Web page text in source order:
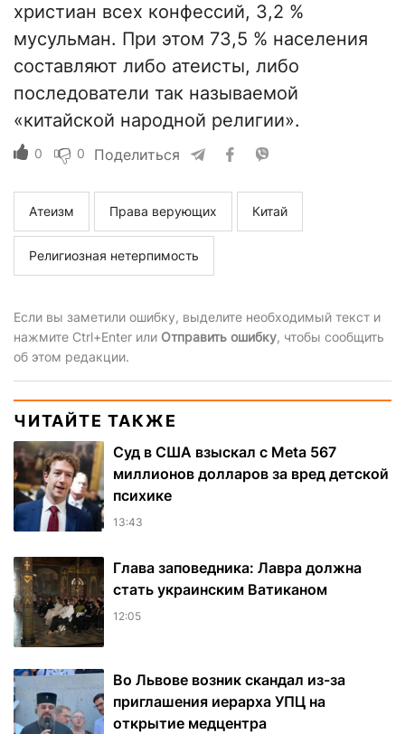
христиан всех конфессий, 3,2 %
мусульман. При этом 73,5 % населения
составляют либо атеисты, либо
последователи так называемой
«китайской народной религии».
0 0 Поделиться
Атеизм Права верующих Китай
Религиозная нетерпимость
Если вы заметили ошибку, выделите необходимый текст и
нажмите Ctrl+Enter или Отправить ошибку, чтобы сообщить
об этом редакции.
ЧИТАЙТЕ ТАКЖЕ
Суд в США взыскал с Meta 567
миллионов долларов за вред детской
психике
13:43
Глава заповедника: Лавра должна
стать украинским Ватиканом
12:05
Во Львове возник скандал из-за
приглашения иерарха УПЦ на
открытие медцентра